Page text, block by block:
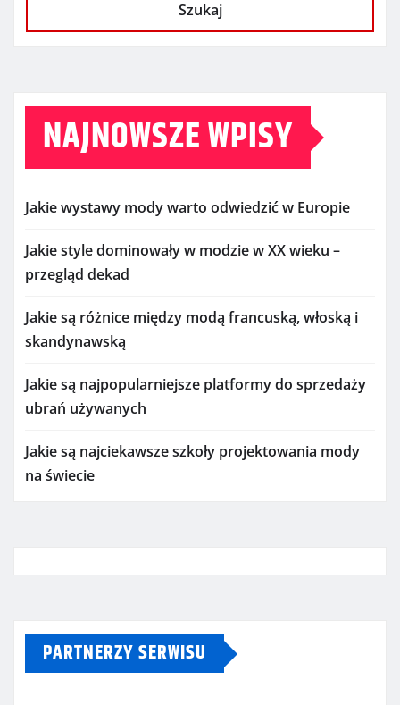
Szukaj
NAJNOWSZE WPISY
Jakie wystawy mody warto odwiedzić w Europie
Jakie style dominowały w modzie w XX wieku –
przegląd dekad
Jakie są różnice między modą francuską, włoską i
skandynawską
Jakie są najpopularniejsze platformy do sprzedaży
ubrań używanych
Jakie są najciekawsze szkoły projektowania mody
na świecie
PARTNERZY SERWISU